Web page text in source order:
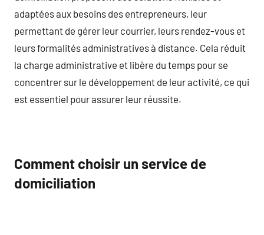
adaptées aux besoins des entrepreneurs, leur
permettant de gérer leur courrier, leurs rendez-vous et
leurs formalités administratives à distance. Cela réduit
la charge administrative et libère du temps pour se
concentrer sur le développement de leur activité, ce qui
est essentiel pour assurer leur réussite.
Comment choisir un service de
domiciliation